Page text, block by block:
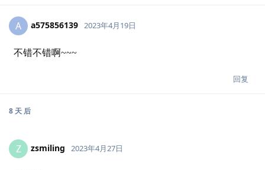
A a575856139 2023年4月19日
不错不错啊~~~
回复
8 天后
Z zsmiling 2023年4月27日